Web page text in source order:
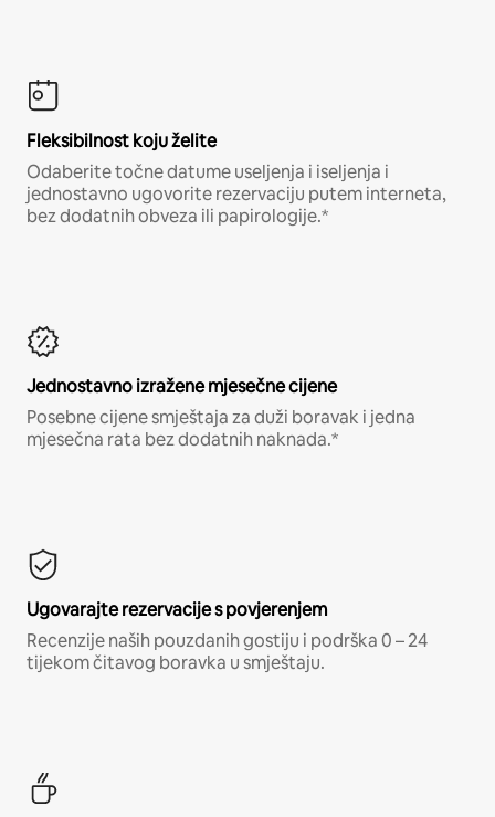
Fleksibilnost koju želite
Odaberite točne datume useljenja i iseljenja i
jednostavno ugovorite rezervaciju putem interneta,
bez dodatnih obveza ili papirologije.*
Jednostavno izražene mjesečne cijene
Posebne cijene smještaja za duži boravak i jedna
mjesečna rata bez dodatnih naknada.*
Ugovarajte rezervacije s povjerenjem
Recenzije naših pouzdanih gostiju i podrška 0 – 24
tijekom čitavog boravka u smještaju.